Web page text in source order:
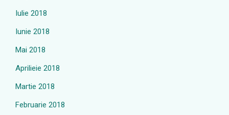
Iulie 2018
Iunie 2018
Mai 2018
Aprilieie 2018
Martie 2018
Februarie 2018